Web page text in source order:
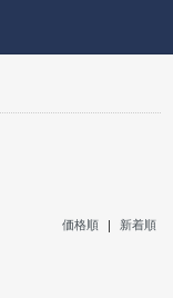
価格順| 新着順